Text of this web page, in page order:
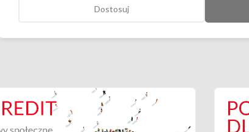
Dostosuj